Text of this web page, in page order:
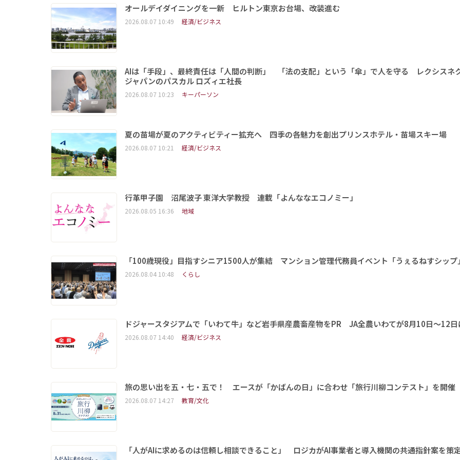
オールデイダイニングを一新 ヒルトン東京お台場、改装進む
2026.08.07 10:49 経済/ビジネス
AIは「手段」、最終責任は「人間の判断」 「法の支配」という「傘」で人を守る レクシスネ
ジャパンのパスカル ロズィエ社長
2026.08.07 10:23 キーパーソン
夏の苗場が夏のアクティビティー拡充へ 四季の各魅力を創出プリンスホテル・苗場スキー場
2026.08.07 10:21 経済/ビジネス
行革甲子園 沼尾波子 東洋大学教授 連載「よんななエコノミー」
2026.08.05 16:36 地域
「100歳現役」目指すシニア1500人が集結 マンション管理代務員イベント「うぇるねすシップ
2026.08.04 10:48 くらし
ドジャースタジアムで「いわて牛」など岩手県産農畜産物をPR JA全農いわてが8月10日～12日
2026.08.07 14:40 経済/ビジネス
旅の思い出を五・七・五で！ エースが「かばんの日」に合わせ「旅行川柳コンテスト」を開催
2026.08.07 14:27 教育/文化
「人がAIに求めるのは信頼し相談できること」 ロジカがAI事業者と導入機関の共通指針案を策